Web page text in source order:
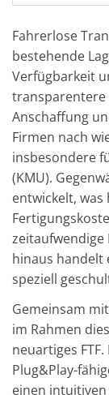
Fahrerlose
bestehende
Verfügbarkeit
transparentere
Anschaffung
Firmen nach
insbesondere
(KMU).
entwickelt,
hinaus handelt
speziell
Gemeinsam
im Rahmen
neuartiges
Plug&Play-
einen